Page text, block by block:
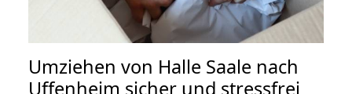
Umziehen von Halle Saale nach
Uffenheim sicher und stressfrei